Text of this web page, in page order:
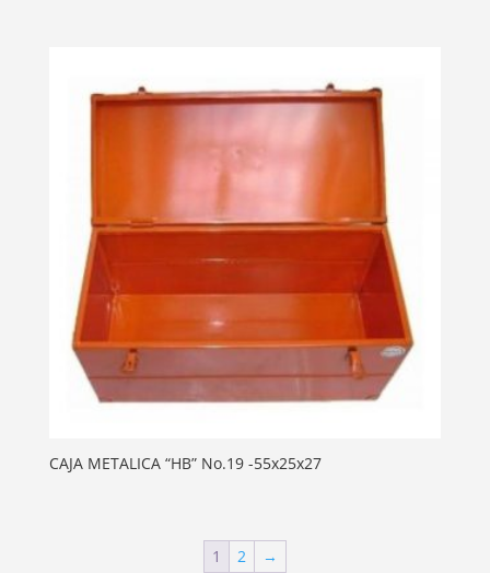
CAJA METALICA “HB” No.19 -55x25x27
1 2
→